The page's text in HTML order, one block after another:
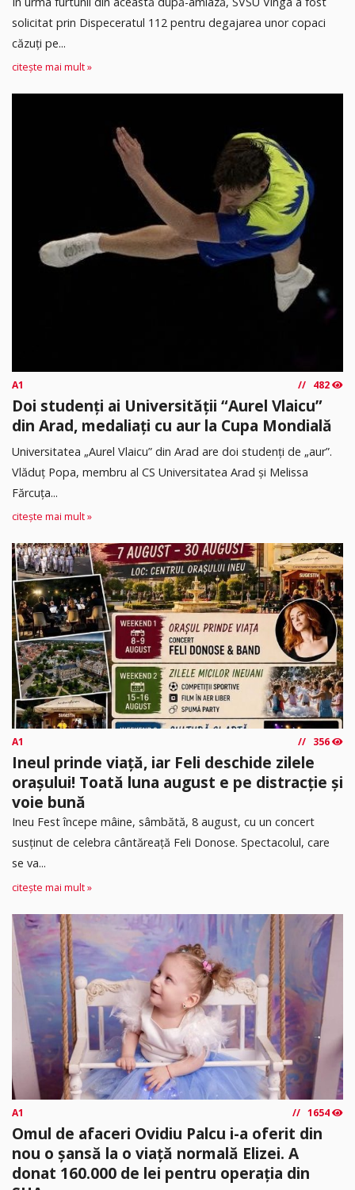
solicitat prin Dispeceratul 112 pentru degajarea unor copaci
căzuți pe...
citește mai mult »
A1 482
Doi studenți ai Universității “Aurel Vlaicu”
din Arad, medaliați cu aur la Cupa Mondială
Universitatea „Aurel Vlaicu” din Arad are doi studenți de „aur”.
Vlăduț Popa, membru al CS Universitatea Arad și Melissa
Fărcuța...
citește mai mult »
A1 356
Ineul prinde viață, iar Feli deschide zilele
orașului! Toată luna august e pe distracție și
voie bună
Ineu Fest începe mâine, sâmbătă, 8 august, cu un concert
susținut de celebra cântăreață Feli Donose. Spectacolul, care
se va...
citește mai mult »
A1 1654
Omul de afaceri Ovidiu Palcu i-a oferit din
nou o șansă la o viață normală Elizei. A
donat 160.000 de lei pentru operația din